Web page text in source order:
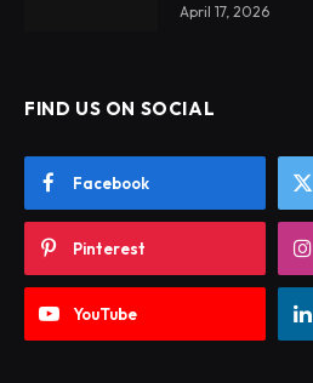
April 17, 2026
FIND US ON SOCIAL
Facebook
Pinterest
YouTube